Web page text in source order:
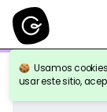
Usamos
usar este sitio,
Volver a la